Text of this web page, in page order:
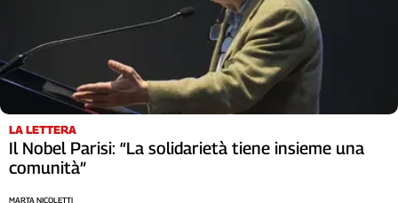
Sassolino
Linea
Economica
It
Easy
LA LETTERA
Il Nobel Parisi: “La solidarietà tiene insieme una
comunità”
MARTA NICOLETTI